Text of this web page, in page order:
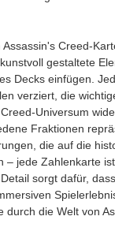
Creed-
gestaltete
Decks einfügen.
verziert, die
Universum
Fraktionen
die auf die
– jede Zahlenkarte
sorgt dafür,
durch die Welt von